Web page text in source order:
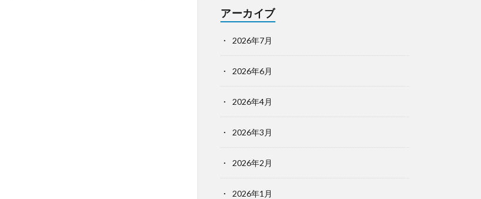
アーカイブ
2026年7月
2026年6月
2026年4月
2026年3月
2026年2月
2026年1月